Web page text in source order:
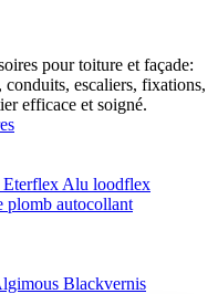
pour toiture et façade:
escaliers, fixations,
efficace et soigné.
Eterflex Alu loodflex
plomb autocollant
Blackvernis